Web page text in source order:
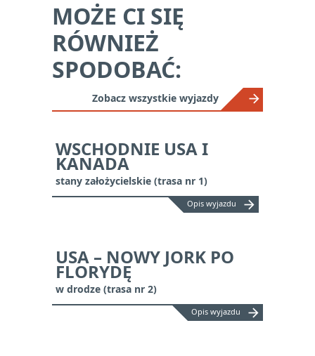
MOŻE CI SIĘ
RÓWNIEŻ
SPODOBAĆ:
Zobacz wszystkie wyjazdy
WSCHODNIE USA I
KANADA
stany założycielskie (trasa nr 1)
Opis wyjazdu arrow_forward
USA – NOWY JORK PO
FLORYDĘ
w drodze (trasa nr 2)
Opis wyjazdu arrow_forward